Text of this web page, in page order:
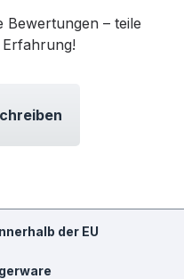
Bewertungen – teile
der EU